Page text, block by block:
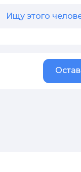
Ищу этого